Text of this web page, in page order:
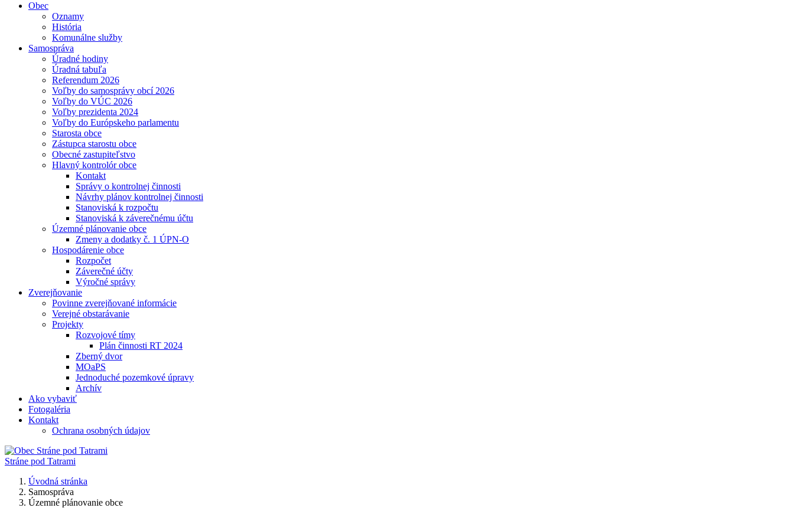
Obec
Oznamy
História
Komunálne služby
Samospráva
Úradné hodiny
Úradná tabuľa
Referendum 2026
Voľby do samosprávy obcí 2026
Voľby do VÚC 2026
Voľby prezidenta 2024
Voľby do Európskeho parlamentu
Starosta obce
Zástupca starostu obce
Obecné zastupiteľstvo
Hlavný kontrolór obce
Kontakt
Správy o kontrolnej činnosti
Návrhy plánov kontrolnej činnosti
Stanoviská k rozpočtu
Stanoviská k záverečnému účtu
Územné plánovanie obce
Zmeny a dodatky č. 1 ÚPN-O
Hospodárenie obce
Rozpočet
Záverečné účty
Výročné správy
Zverejňovanie
Povinne zverejňované informácie
Verejné obstarávanie
Projekty
Rozvojové tímy
Plán činnosti RT 2024
Zberný dvor
MOaPS
Jednoduché pozemkové úpravy
Archív
Ako vybaviť
Fotogaléria
Kontakt
Ochrana osobných údajov
Stráne pod Tatrami
Úvodná stránka
Samospráva
Územné plánovanie obce